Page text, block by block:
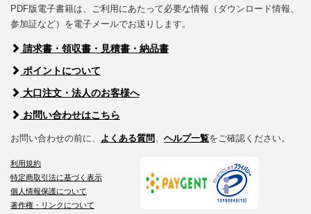
PDF版電子書籍は、ご利用にあたって必要な情報（ダウンロード情報、
参加証など）を電子メールでお送りします。
請求書・領収書・見積書・納品書
ポイントについて
大口注文・法人のお客様へ
お問い合わせはこちら
お問い合わせの前に、 よくある質問、 ヘルプ一覧をご確認ください。
利用規約
特定商取引法に基づく表示
個人情報保護について
著作権・リンクについて